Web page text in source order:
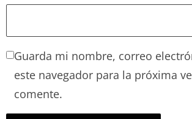
Guarda mi nombre, correo
este navegador para la próxima
comente.